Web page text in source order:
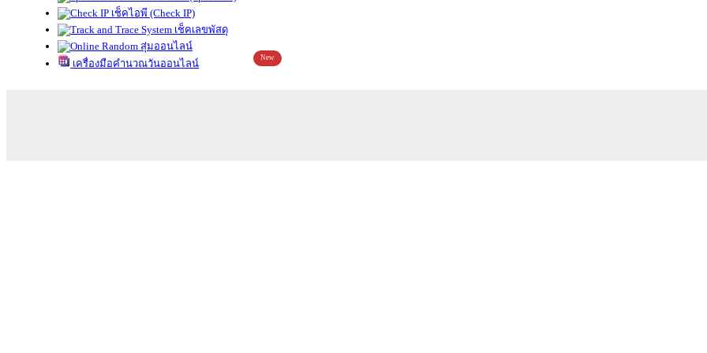
เช็คไอพี (Check IP)
เช็คเลขพัสดุ
สุ่มออนไลน์
เครื่องมือคำนวณวันออนไลน์
New